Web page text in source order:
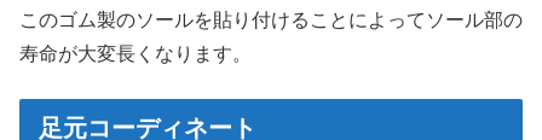
このゴム製のソールを貼り付けることによってソール部の
寿命が大変長くなります。
足元コーディネート